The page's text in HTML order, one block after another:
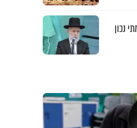
נכון